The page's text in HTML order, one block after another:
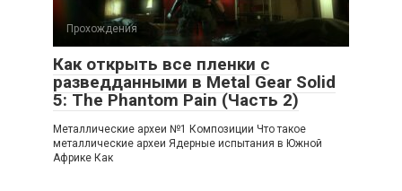
Прохождения
Как открыть все пленки с
разведданными в Metal Gear Solid
5: The Phantom Pain (Часть 2)
Металлические археи №1 Композиции Что такое
металлические археи Ядерные испытания в Южной
Африке Как